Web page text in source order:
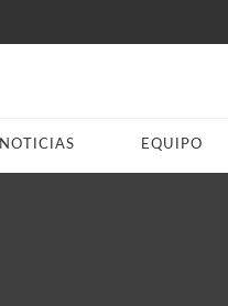
NOTICIAS EQUIPO